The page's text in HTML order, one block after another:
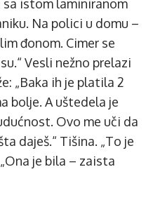
sa istom lamini­ranom
Na polici u domu –
đonom. Cimer se
Vesli nežno prelazi
„Baka ih je platila 2
bolje. A uštedela je
Ovo me uči da
daješ.“ Tišina. „To je
je bila – zaista